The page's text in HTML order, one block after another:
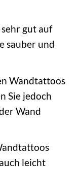
gut auf
sauber und
Wandtattoos
Sie jedoch
Wand
leicht